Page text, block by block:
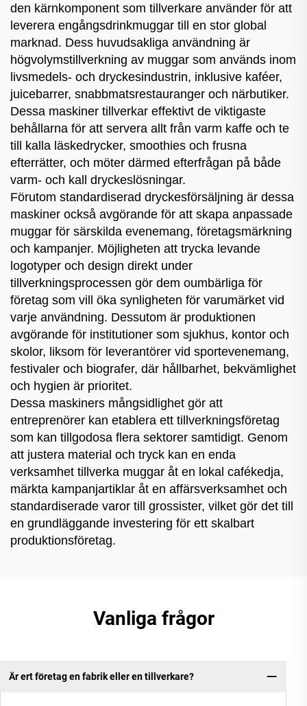
den kärnkomponent som tillverkare använder för att
leverera engångsdrinkmuggar till en stor global
marknad. Dess huvudsakliga användning är
högvolymstillverkning av muggar som används inom
livsmedels- och dryckesindustrin, inklusive kaféer,
juicebarrer, snabbmatsrestauranger och närbutiker.
Dessa maskiner tillverkar effektivt de viktigaste
behållarna för att servera allt från varm kaffe och te
till kalla läskedrycker, smoothies och frusna
efterrätter, och möter därmed efterfrågan på både
varm- och kall dryckeslösningar.
Förutom standardiserad dryckesförsäljning är dessa
maskiner också avgörande för att skapa anpassade
muggar för särskilda evenemang, företagsmärkning
och kampanjer. Möjligheten att trycka levande
logotyper och design direkt under
tillverkningsprocessen gör dem oumbärliga för
företag som vill öka synligheten för varumärket vid
varje användning. Dessutom är produktionen
avgörande för institutioner som sjukhus, kontor och
skolor, liksom för leverantörer vid sportevenemang,
festivaler och biografer, där hållbarhet, bekvämlighet
och hygien är prioritet.
Dessa maskiners mångsidlighet gör att
entreprenörer kan etablera ett tillverkningsföretag
som kan tillgodosa flera sektorer samtidigt. Genom
att justera material och tryck kan en enda
verksamhet tillverka muggar åt en lokal cafékedja,
märkta kampanjartiklar åt en affärsverksamhet och
standardiserade varor till grossister, vilket gör det till
en grundläggande investering för ett skalbart
produktionsföretag.
Vanliga frågor
Är ert företag en fabrik eller en tillverkare?